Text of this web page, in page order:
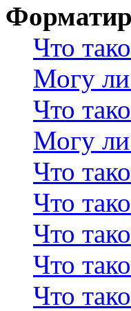
Что
Могу ли
Что
Могу ли
Что
Что
Что
Что
Что